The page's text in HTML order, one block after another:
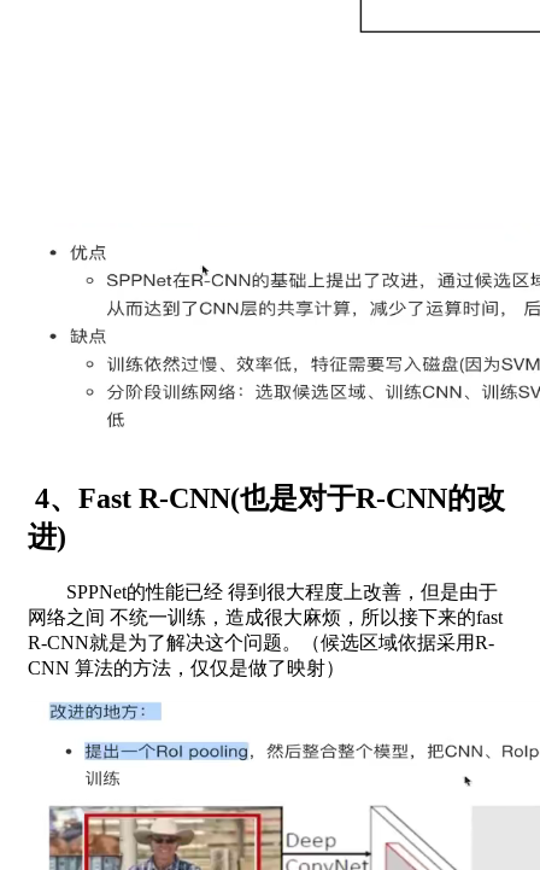
4、Fast R-CNN(也是对于R-CNN的改
进)
SPPNet的性能已经 得到很大程度上改善，但是由于
网络之间 不统一训练，造成很大麻烦，所以接下来的fast
R-CNN就是为了解决这个问题。（候选区域依据采用R-
CNN 算法的方法，仅仅是做了映射）